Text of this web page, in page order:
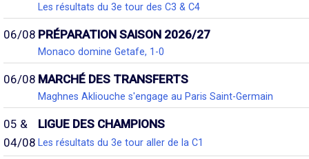
Les résultats du 3e tour des C3 & C4
06/08 PRÉPARATION SAISON 2026/27
Monaco domine Getafe, 1-0
06/08 MARCHÉ DES TRANSFERTS
Maghnes Akliouche s'engage au Paris Saint-Germain
05 &
04/08
LIGUE DES CHAMPIONS
Les résultats du 3e tour aller de la C1